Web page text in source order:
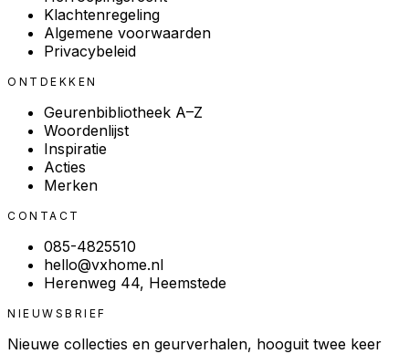
Klachtenregeling
Algemene voorwaarden
Privacybeleid
ONTDEKKEN
Geurenbibliotheek A–Z
Woordenlijst
Inspiratie
Acties
Merken
CONTACT
085-4825510
hello@vxhome.nl
Herenweg 44, Heemstede
NIEUWSBRIEF
Nieuwe collecties en geurverhalen, hooguit twee keer